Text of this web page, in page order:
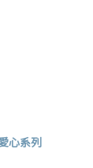
心系列